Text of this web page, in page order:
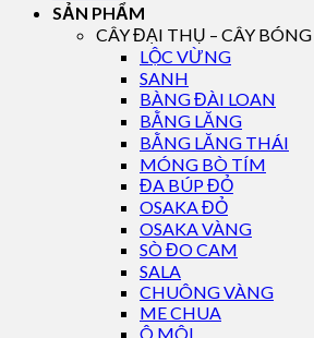
SẢN PHẨM
CÂY ĐẠI THỤ – CÂY
LỘC VỪNG
SANH
BÀNG ĐÀI LOAN
BẰNG LĂNG
BẰNG LĂNG THÁI
MÓNG BÒ TÍM
ĐA BÚP ĐỎ
OSAKA ĐỎ
OSAKA VÀNG
SÒ ĐO CAM
SALA
CHUÔNG VÀNG
ME CHUA
Ô MÔI